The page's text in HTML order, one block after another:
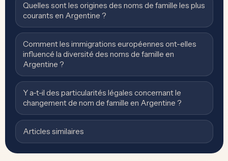
Quelles sont les origines des noms de famille les plus
courants en Argentine ?
Comment les immigrations européennes ont-elles
influencé la diversité des noms de famille en
Argentine ?
Y a-t-il des particularités légales concernant le
changement de nom de famille en Argentine ?
Articles similaires